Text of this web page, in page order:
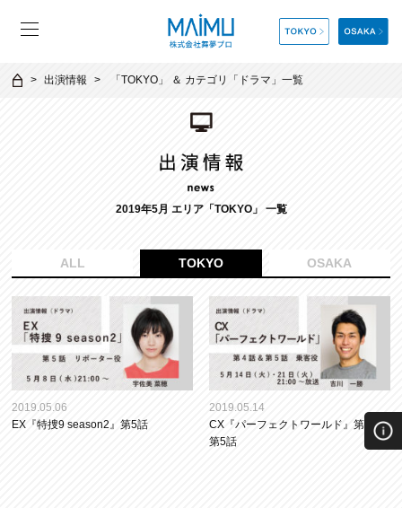
出演情報 「TOKYO 」 ＆ カテゴリ「 ドラマ 」一覧
2019年5月 エリア「TOKYO」 一覧
ALL TOKYO OSAKA
2019.05.06
EX『特捜9 season2』第5話
2019.05.14
CX『パーフェクトワールド』第4話&
第5話